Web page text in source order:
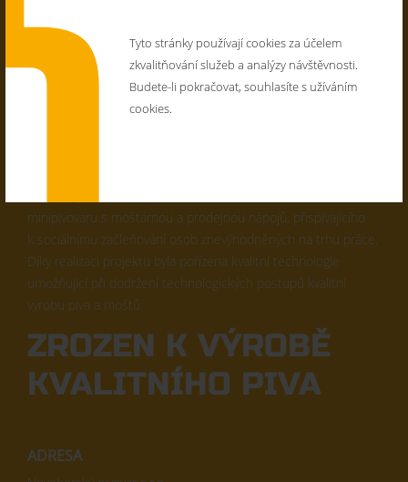
Tyto stránky používají cookies za účelem
zkvalitňování služeb a analýzy návštěvnosti.
Budete-li pokračovat, souhlasíte s užíváním
cookies.
minipivovaru s moštárnou a prodejnou nápojů, přispívajícího
k sociálnímu začleňování osob znevýhodněných na trhu práce.
Díky realizaci projektu byla pořízena kvalitní technologie
umožňující při dodržení technologických postupů kvalitní
výrobu piva a moštů.
ZROZEN K VÝROBĚ
KVALITNÍHO PIVA
ADRESA